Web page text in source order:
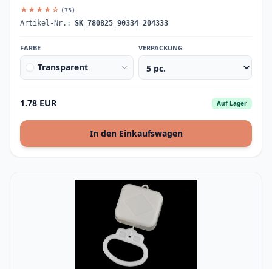
★★★★☆ (73)
Artikel-Nr.: SK_780825_90334_204333
FARBE
Transparent
VERPACKUNG
1.78 EUR Auf Lager
In den Einkaufswagen